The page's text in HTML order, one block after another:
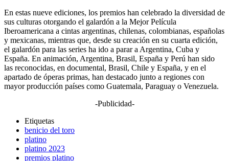
En estas nueve ediciones, los premios han celebrado la diversidad de
sus culturas otorgando el galardón a la Mejor Película
Iberoamericana a cintas argentinas, chilenas, colombianas, españolas
y mexicanas, mientras que, desde su creación en su cuarta edición,
el galardón para las series ha ido a parar a Argentina, Cuba y
España. En animación, Argentina, Brasil, España y Perú han sido
las reconocidas, en documental, Brasil, Chile y España, y en el
apartado de óperas primas, han destacado junto a regiones con
mayor producción países como Guatemala, Paraguay o Venezuela.
-Publicidad-
Etiquetas
benicio del toro
platino
platino 2023
premios platino